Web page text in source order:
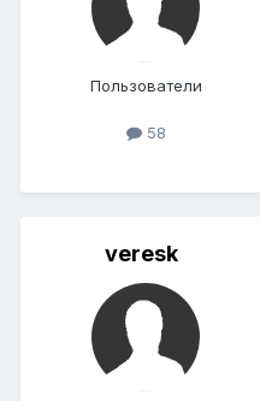
Пользователи
58
veresk